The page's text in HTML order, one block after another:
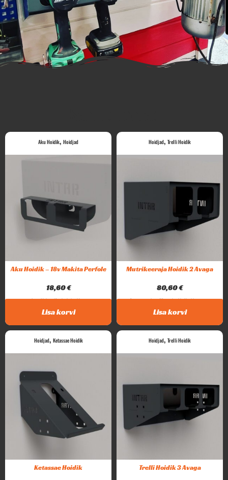
Aku Hoidik, Hoidjad
Aku Hoidik – 18v Makita Perfole
18,60€
Intar Makita 18v akude hoidik....
Lisa korvi
Hoidjad, Trelli Hoidik
Mutrikeeraja Hoidik 2 Avaga
80,60€
2 positsiooniline tööriistahoidik. Hoidikusse on...
Lisa korvi
Hoidjad, Ketassae Hoidik
Ketassae Hoidik
Hoidjad, Trelli Hoidik
Trelli Hoidik 3 Avaga